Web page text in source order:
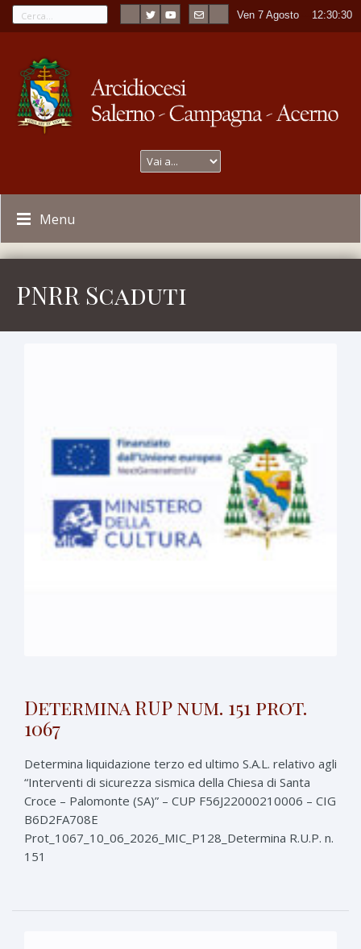
Ven 7 Agosto 12:30:31
Menu
PNRR Scaduti
Determina RUP num. 151 prot.
1067
Determina liquidazione terzo ed ultimo S.A.L. relativo agli
“Interventi di sicurezza sismica della Chiesa di Santa
Croce – Palomonte (SA)” – CUP F56J22000210006 – CIG
B6D2FA708E
Prot_1067_10_06_2026_MIC_P128_Determina R.U.P. n.
151